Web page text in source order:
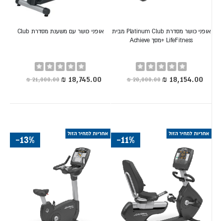
אופני כושר מסדרת Platinum Club מבית
LifeFitness +מסך Achieve
Rating:
0%
‏20,000.00 ₪ מחיר
מיוחד
אופני כושר עם משענת מסדרת Club
Rating:
0%
‏21,000.00 ₪ מחיר
מיוחד
-11%
-13%